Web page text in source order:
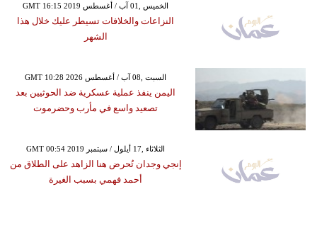
GMT 16:15 2019 الخميس ,01 آب / أغسطس
النزاعات والخلافات تسيطر عليك خلال هذا
الشهر
GMT 10:28 2026 السبت ,08 آب / أغسطس
اليمن ينفذ عملية عسكرية ضد الحوثيين بعد
تصعيد واسع في مأرب وحضرموت
GMT 00:54 2019 الثلاثاء ,17 أيلول / سبتمبر
إنجي وجدان تُحرض هنا الزاهد على الطلاق من
أحمد فهمي بسبب الغيرة